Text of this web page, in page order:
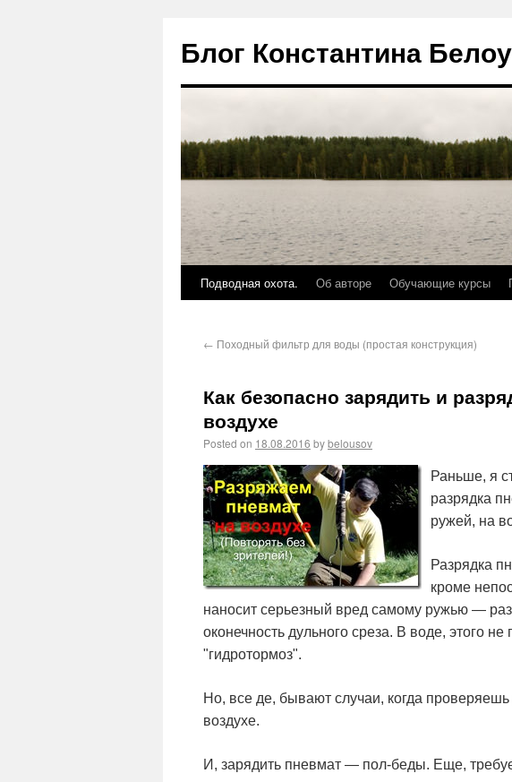
Блог Константина
Подводная охота. Об авторе Обучающие курсы
← Походный фильтр для воды (простая конструкция)
Как безопасно зарядить и
воздухе
Posted on 18.08.2016 bybelousov
Раньше, я
разрядка
ружей, на
Разрядка
кроме
наносит серьезный вред самому ружью —
оконечность дульного среза. В воде, этого не
"гидротормоз".
Но, все де, бывают случаи, когда
воздухе.
И, зарядить пневмат — пол-беды. Еще,